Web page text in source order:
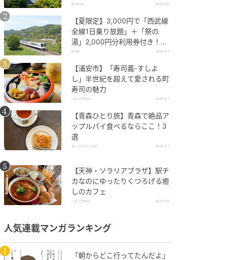
026年調査】
All About 2026.8.6
【夏限定】3,000円で「西武線
全線1日乗り放題」＋「祭の
湯」2,000円分利用券付き！
『秩父 夏のおでかけきっぷ』で
GLAM 2026.8.7
【浦安市】「寿司義-すしよ
し」半世紀を超えて愛される町
寿司の魅力
リビングWeb 2026.8.7
【青森ひとり旅】青森で絶品ア
ップルパイ食べるならここ！3
選
オレンジページnet 2026.8.7
【天神・ソラリアプラザ】駅チ
カなのにゆったりくつろげる癒
しのカフェ
リビングWeb 2026.8.6
人気連載マンガランキング
「朝からどこ行ってたんだよ」